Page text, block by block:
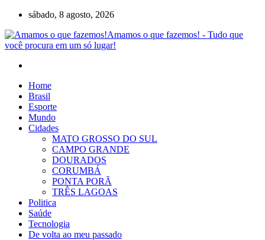
sábado, 8 agosto, 2026
Amamos o que fazemos! - Tudo que
você procura em um só lugar!
Home
Brasil
Esporte
Mundo
Cidades
MATO GROSSO DO SUL
CAMPO GRANDE
DOURADOS
CORUMBÁ
PONTA PORÃ
TRÊS LAGOAS
Politica
Saúde
Tecnologia
De volta ao meu passado